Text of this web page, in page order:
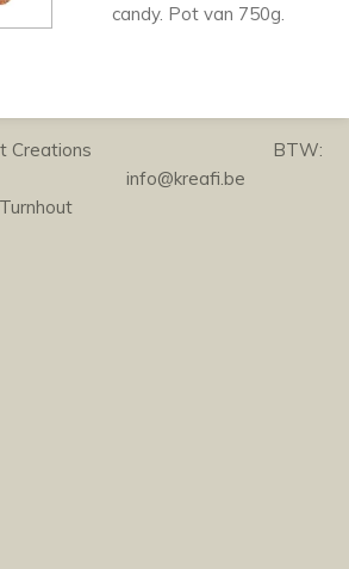
candy. Pot van 750g.
Finest Creations BTW:
info@kreafi.be